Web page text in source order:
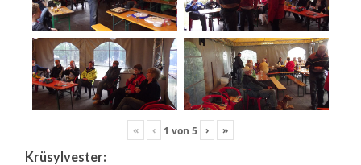
« ‹ 1 von 5 › »
Krüsylvester: